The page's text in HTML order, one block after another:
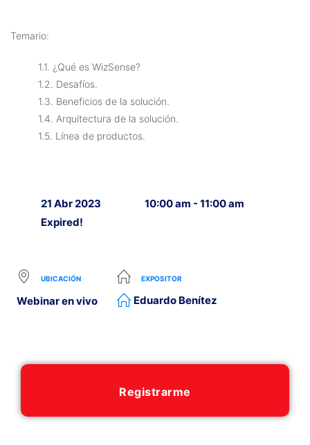
Temario:
1.1. ¿Qué es WizSense?
1.2. Desafíos.
1.3. Beneficios de la solución.
1.4. Arquitectura de la solución.
1.5. Línea de productos.
21 Abr 2023
Expired!
10:00 am - 11:00 am
UBICACIÓN
Webinar en vivo
EXPOSITOR
Eduardo Benítez
Registrarme